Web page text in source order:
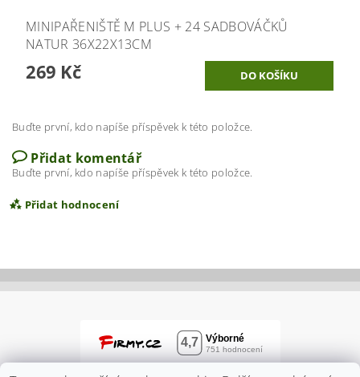
MINIPAŘENIŠTĚ M PLUS + 24 SADBOVÁČKŮ
NATUR 36X22X13CM
269 Kč
Buďte první, kdo napíše příspěvek k této položce.
Přidat komentář
Buďte první, kdo napíše příspěvek k této položce.
Přidat hodnocení